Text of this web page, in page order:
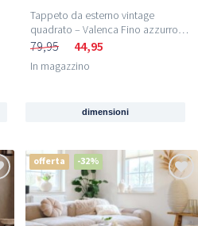
Tappeto da esterno vintage
quadrato – Valenca Fino azzurro
chiaro
79,95 44,95
In magazzino
dimensioni
offerta -32%